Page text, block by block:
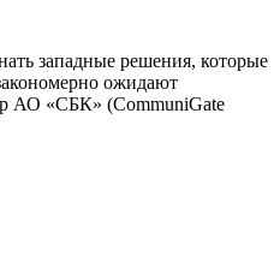
западные решения, которые
ожидают
АО «СБК» (CommuniGate